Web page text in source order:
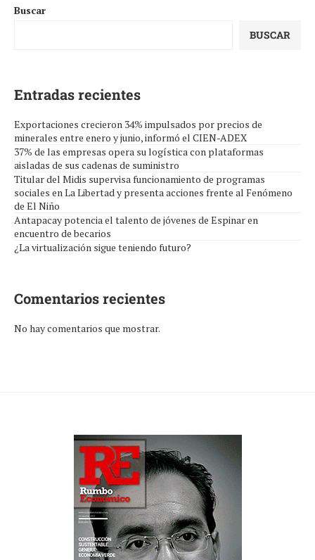
Buscar
BUSCAR
Entradas recientes
Exportaciones crecieron 34% impulsados por precios de
minerales entre enero y junio, informó el CIEN-ADEX
37% de las empresas opera su logística con plataformas
aisladas de sus cadenas de suministro
Titular del Midis supervisa funcionamiento de programas
sociales en La Libertad y presenta acciones frente al Fenómeno
de El Niño
Antapacay potencia el talento de jóvenes de Espinar en
encuentro de becarios
¿La virtualización sigue teniendo futuro?
Comentarios recientes
No hay comentarios que mostrar.